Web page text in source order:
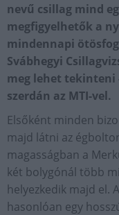
nevű csillag mind
megfigyelhetők a
mindennapi
Svábhegyi
meg lehet tekinteni
szerdán az MTI-vel.
Elsőként minden
majd látni az
magasságban a
két bolygónál több
helyezkedik majd el.
hasonlóan egy